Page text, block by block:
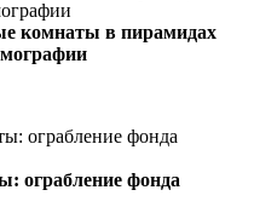
комнаты в пирамидах
ограбление фонда